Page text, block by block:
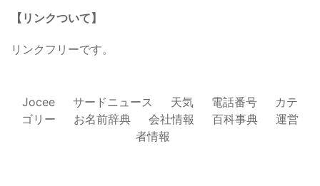
【リンクついて】
リンクフリーです。
Jocee サードニュース 天気 電話番号
カテ
ゴリー
お名前辞典 会社情報 百科事典
運営
者情報